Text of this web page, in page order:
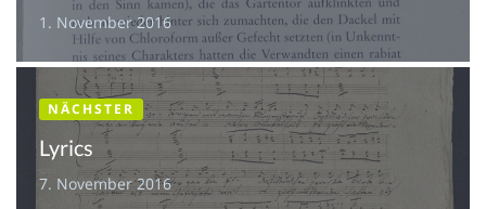
1. November 2016
NÄCHSTER
Lyrics
7. November 2016